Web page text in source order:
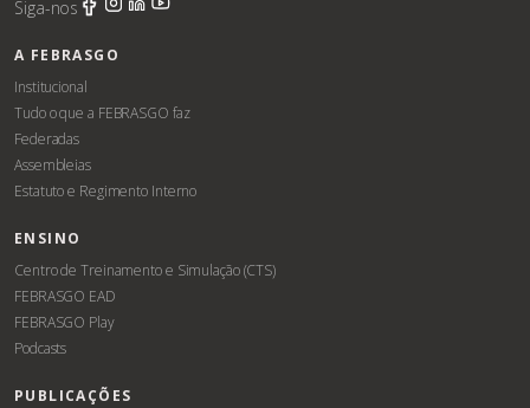
Siga-nos
A FEBRASGO
Institucional
Tudo o que a FEBRASGO faz
Federadas
Assembleias
Estatuto e Regimento Interno
ENSINO
Centro de Treinamento e Simulação (CTS)
FEBRASGO EAD
FEBRASGO Play
Podcasts
PUBLICAÇÕES